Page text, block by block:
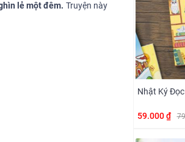
lẻ một đêm. Truyện này
Nhật Ký
59.000 ₫